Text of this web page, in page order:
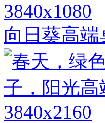
3840x1080
向日葵高